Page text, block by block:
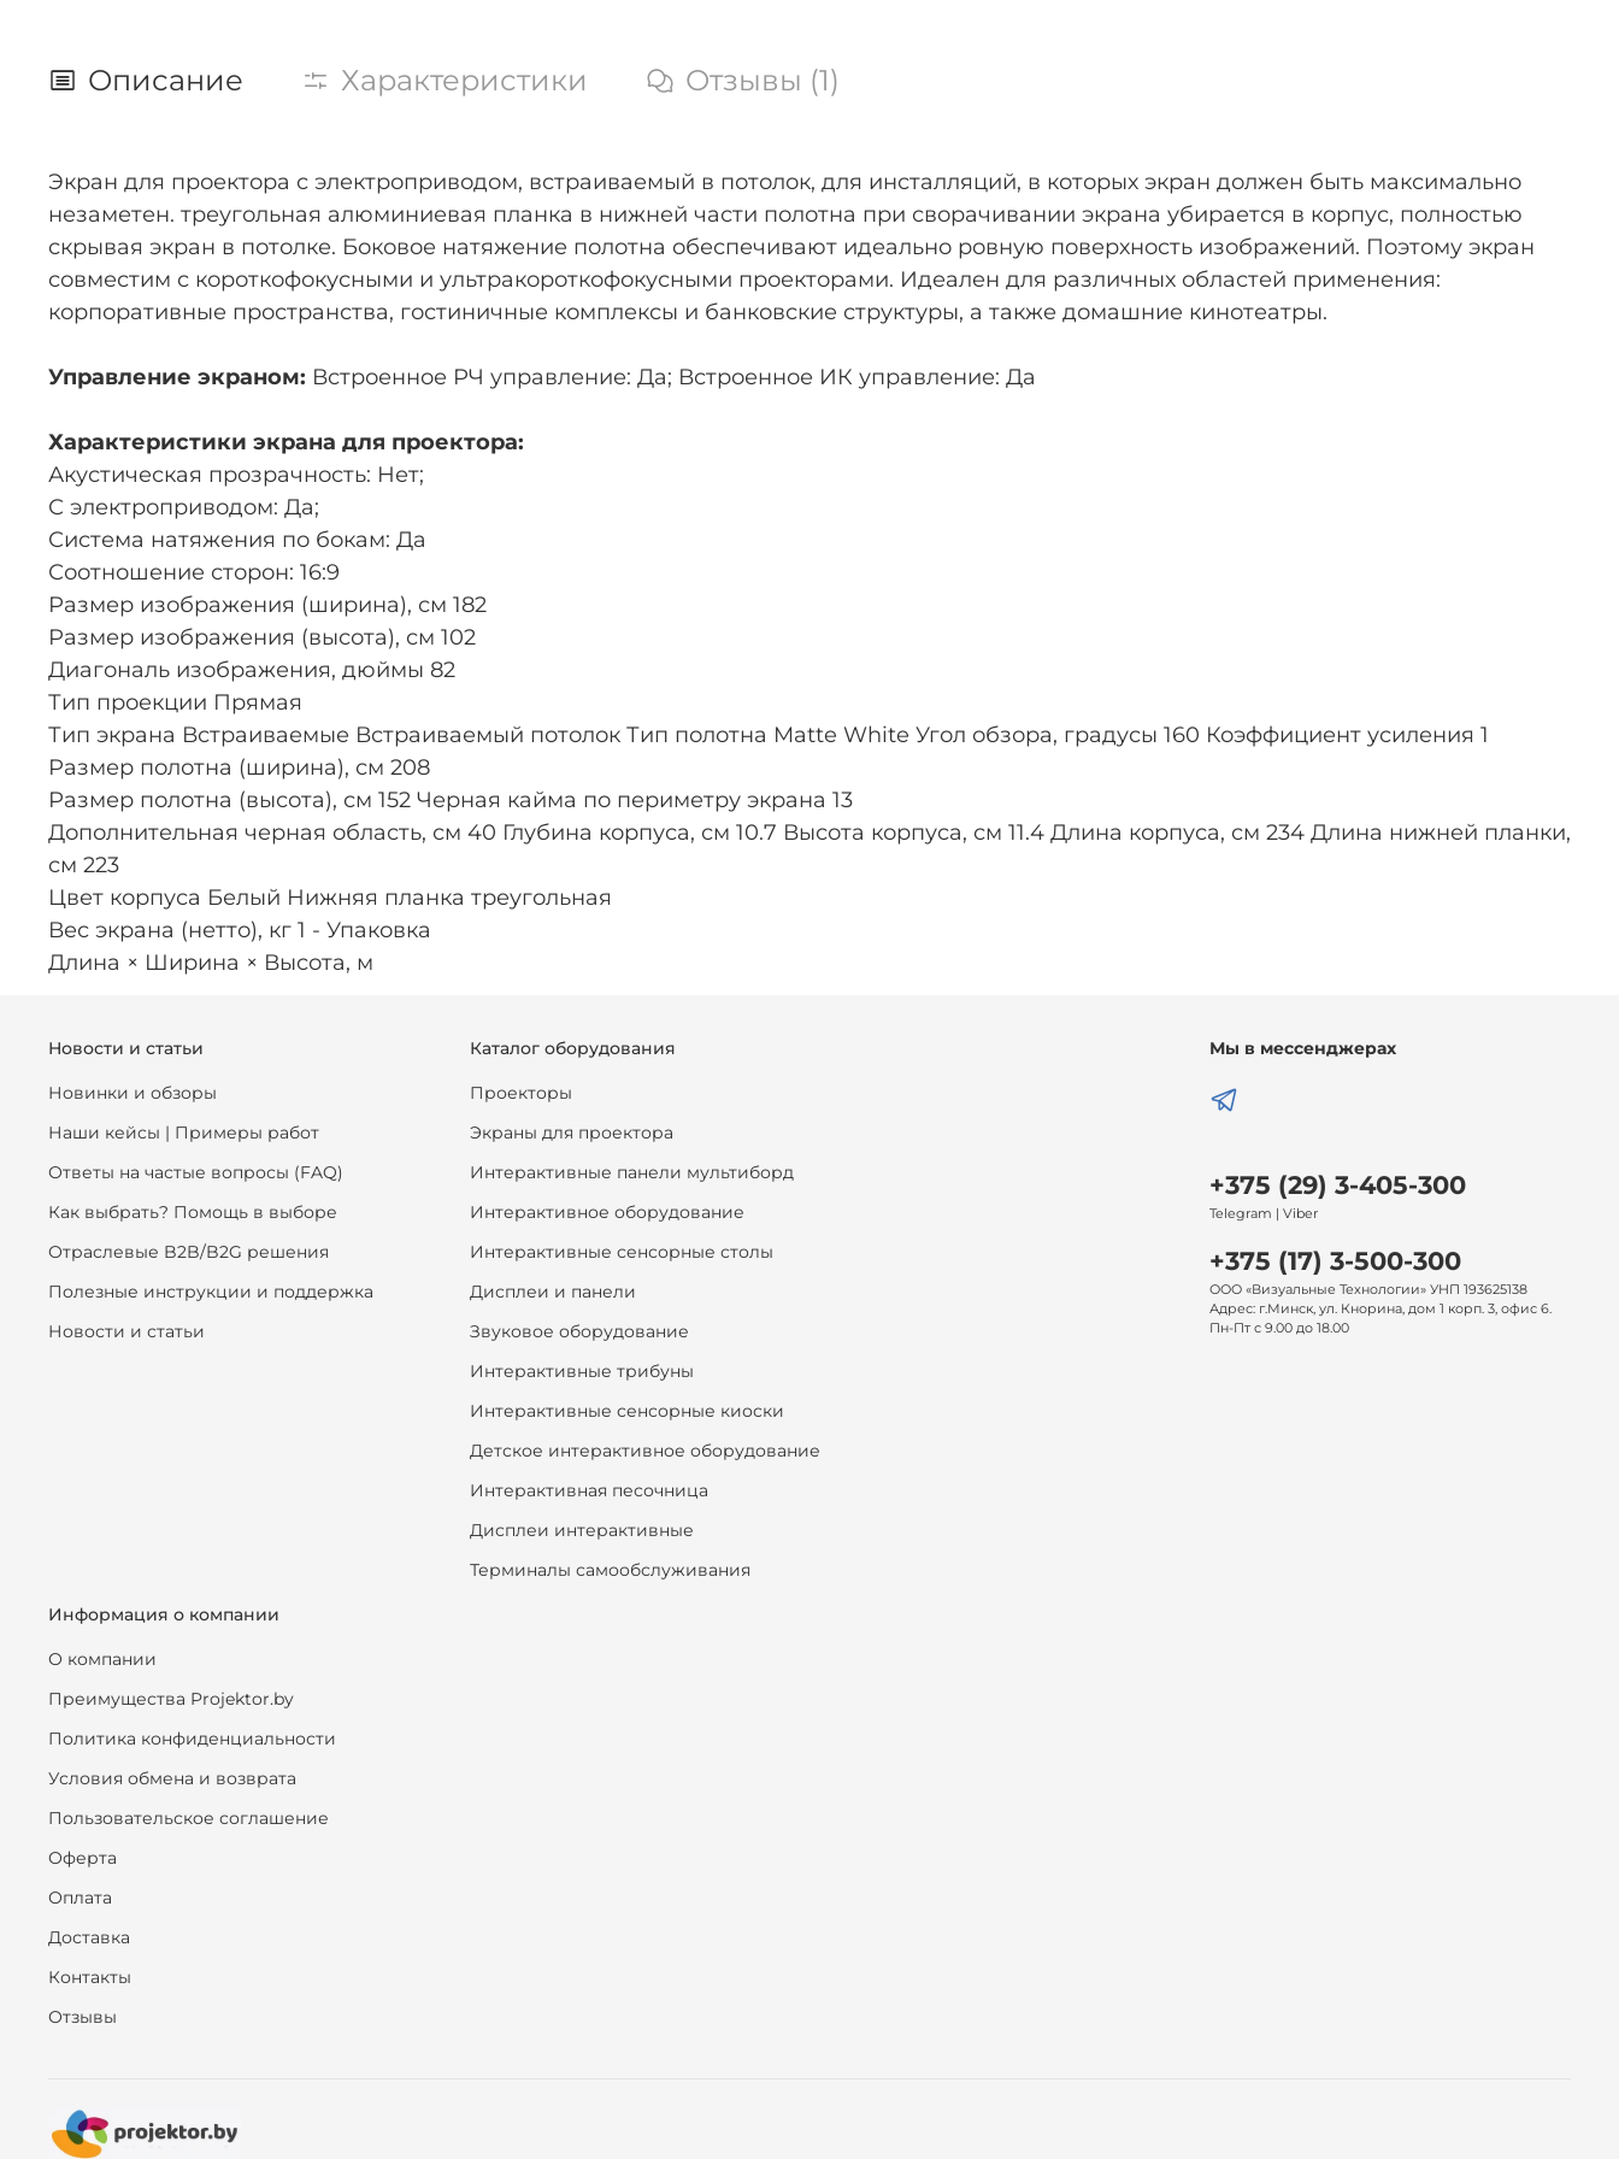
Описание Характеристики Отзывы (1)
Экран для проектора с электроприводом, встраиваемый в потолок, для инсталляций, в которых экран должен быть максимально
незаметен. треугольная алюминиевая планка в нижней части полотна при сворачивании экрана убирается в корпус, полностью
скрывая экран в потолке. Боковое натяжение полотна обеспечивают идеально ровную поверхность изображений. Поэтому экран
совместим с короткофокусными и ультракороткофокусными проекторами. Идеален для различных областей применения:
корпоративные пространства, гостиничные комплексы и банковские структуры, а также домашние кинотеатры.
Управление экраном: Встроенное РЧ управление: Да; Встроенное ИК управление: Да
Характеристики экрана для проектора:
Акустическая прозрачность: Нет;
С электроприводом: Да;
Система натяжения по бокам: Да
Соотношение сторон: 16:9
Размер изображения (ширина), см 182
Размер изображения (высота), см 102
Диагональ изображения, дюймы 82
Тип проекции Прямая
Тип экрана Встраиваемые Встраиваемый потолок Тип полотна Matte White Угол обзора, градусы 160 Коэффициент усиления 1
Размер полотна (ширина), см 208
Размер полотна (высота), см 152 Черная кайма по периметру экрана 13
Дополнительная черная область, см 40 Глубина корпуса, см 10.7 Высота корпуса, см 11.4 Длина корпуса, см 234 Длина нижней планки,
см 223
Цвет корпуса Белый Нижняя планка треугольная
Вес экрана (нетто), кг 1 - Упаковка
Длина × Ширина × Высота, м
Новости и статьи
Новинки и обзоры
Наши кейсы | Примеры работ
Ответы на частые вопросы (FAQ)
Как выбрать? Помощь в выборе
Отраслевые B2B/B2G решения
Полезные инструкции и поддержка
Новости и статьи
Каталог оборудования
Проекторы
Экраны для проектора
Интерактивные панели мультиборд
Интерактивное оборудование
Интерактивные сенсорные столы
Дисплеи и панели
Звуковое оборудование
Интерактивные трибуны
Интерактивные сенсорные киоски
Детское интерактивное оборудование
Интерактивная песочница
Дисплеи интерактивные
Терминалы самообслуживания
Информация о компании
О компании
Преимущества Projektor.by
Политика конфиденциальности
Условия обмена и возврата
Пользовательское соглашение
Оферта
Оплата
Доставка
Контакты
Отзывы
Мы в мессенджерах
+375 (29) 3-405-300
Telegram | Viber
+375 (17) 3-500-300
ООО «Визуальные Технологии» УНП 193625138
Адрес: г.Минск, ул. Кнорина, дом 1 корп. 3, офис 6.
Пн-Пт с 9.00 до 18.00